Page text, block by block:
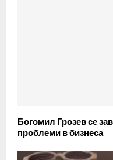
Богомил Грозев се
проблеми в бизнеса